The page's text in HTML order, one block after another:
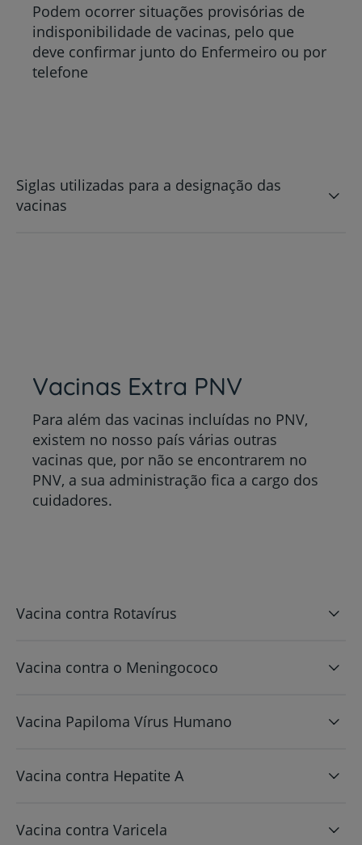
Podem ocorrer situações provisórias de
indisponibilidade de vacinas, pelo que
deve confirmar junto do Enfermeiro ou por
telefone
Siglas utilizadas para a designação das
vacinas
Vacinas Extra PNV
Para além das vacinas incluídas no PNV,
existem no nosso país várias outras
vacinas que, por não se encontrarem no
PNV, a sua administração fica a cargo dos
cuidadores.
Vacina contra Rotavírus
Vacina contra o Meningococo
Vacina Papiloma Vírus Humano
Vacina contra Hepatite A
Vacina contra Varicela